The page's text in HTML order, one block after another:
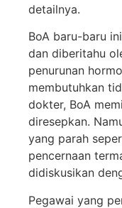
detailnya.
BoA baru-baru
dan diberitahu
penurunan
membutuhkan
dokter, BoA
diresepkan.
yang parah
pencernaan
didiskusikan
Pegawai yang